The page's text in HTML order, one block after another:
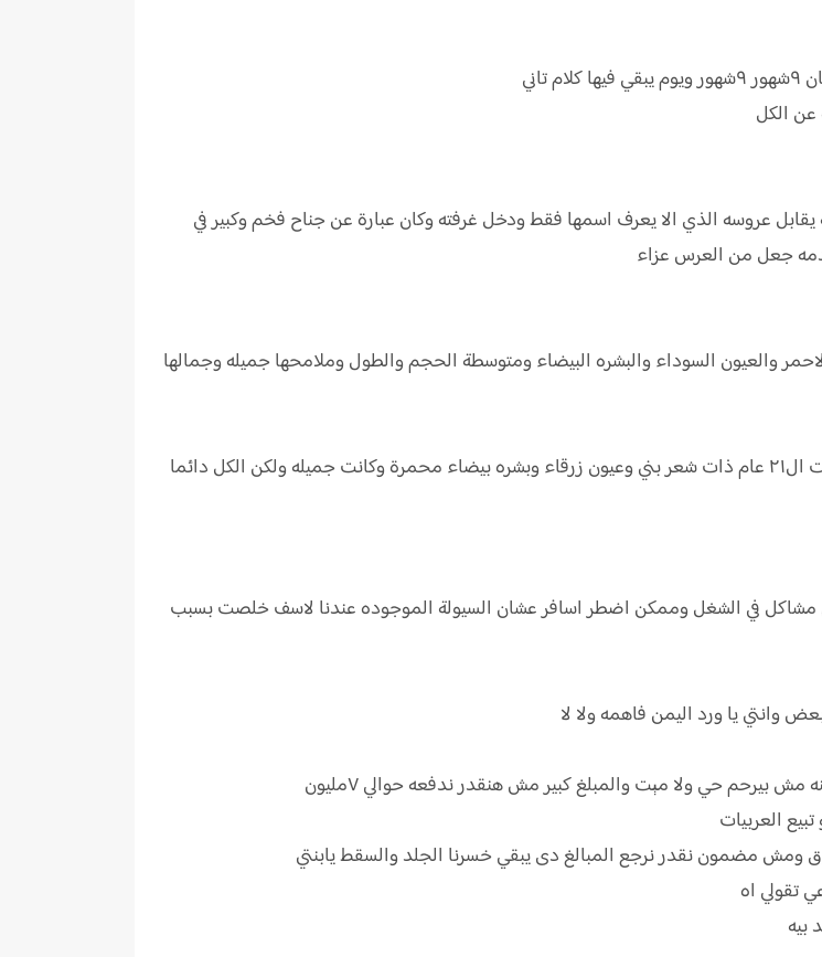
عن الكل
عروسه الذي الا يعرف اسمها فقط ودخل غرفته وكان عبارة عن جناح فخم وكبير في
جعل من العرس عزاء
في ال٢٣ من عمرها تتسم بالشعر الاحمر والعيون السوداء والبشره البيضاء ومتوسطة الحجم والطول وملامحها جميله وجمالها
ورد اليمن خلي حبيبي دى لعريس الغفله ياختي بدور اخت ورد اليمن بنت ال٢١ عام ذات شعر بني وعيون زرقاء وبشره بيضاء محمرة وكانت جميله ولكن الكل دائما
مشاكل في الشغل وممكن اضطر اسافر عشان السيولة الموجوده عندنا لاسف خلصت بسبب
يا ورد اليمن فاهمه ولا لا
بيرحم حي ولا مېت والمبلغ كبير مش هنقدر ندفعه حوالي ٧مليون
العربيات
مضمون نقدر نرجع المبالغ دى يبقي خسرنا الجلد والسقط يابنتي
تقولي اه
بيه